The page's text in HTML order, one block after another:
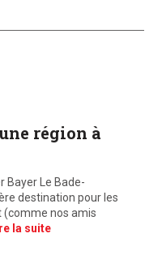
région à
Bayer Le Bade-
destination pour les
(comme nos amis
la suite